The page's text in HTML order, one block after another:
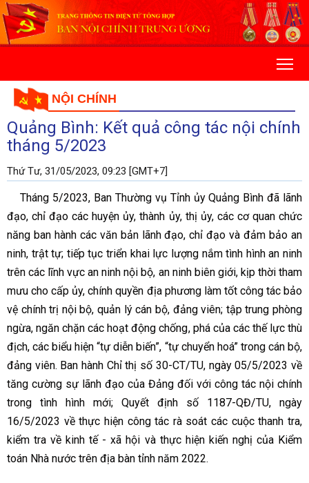
NỘI CHÍNH
Quảng Bình: Kết quả công tác nội chính
tháng 5/2023
Thứ Tư, 31/05/2023, 09:23 [GMT+7]
Tháng 5/2023, Ban Thường vụ Tỉnh ủy Quảng Bình đã lãnh
đạo, chỉ đạo các huyện ủy, thành ủy, thị ủy, các cơ quan chức
năng ban hành các văn bản lãnh đạo, chỉ đạo và đảm bảo an
ninh, trật tự; tiếp tục triển khai lực lượng nắm tình hình an ninh
trên các lĩnh vực an ninh nội bộ, an ninh biên giới, kịp thời tham
mưu cho cấp ủy, chính quyền địa phương làm tốt công tác bảo
vệ chính trị nội bộ, quản lý cán bộ, đảng viên; tập trung phòng
ngừa, ngăn chặn các hoạt động chống, phá của các thế lực thù
địch, các biểu hiện “tự diễn biến”, “tự chuyển hoá” trong cán bộ,
đảng viên. Ban hành Chỉ thị số 30-CT/TU, ngày 05/5/2023 về
tăng cường sự lãnh đạo của Đảng đối với công tác nội chính
trong tình hình mới; Quyết định số 1187-QĐ/TU, ngày
16/5/2023 về thực hiện công tác rà soát các cuộc thanh tra,
kiểm tra về kinh tế - xã hội và thực hiện kiến nghị của Kiểm
toán Nhà nước trên địa bàn tỉnh năm 2022.